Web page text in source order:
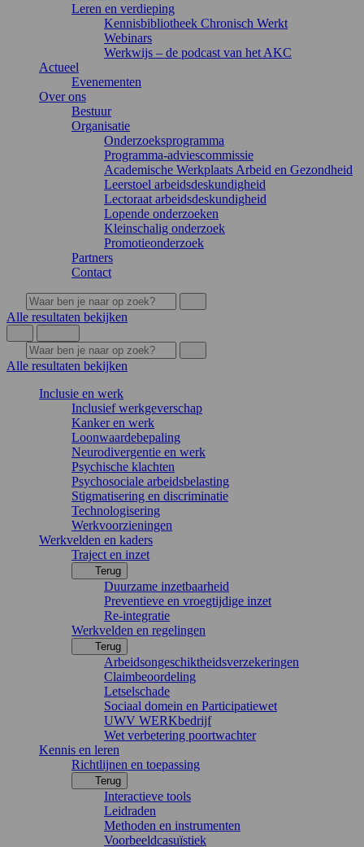
Leren en verdieping
Kennisbibliotheek Chronisch Werkt
Webinars
Werkwijs – de podcast van het AKC
Actueel
Evenementen
Over ons
Bestuur
Organisatie
Onderzoeksprogramma
Programma-adviescommissie
Academische Werkplaats Arbeid en Gezondheid
Leerstoel arbeidsdeskundigheid
Lectoraat arbeidsdeskundigheid
Lopende onderzoeken
Kleinschalig onderzoek
Promotieonderzoek
Partners
Contact
Alle resultaten bekijken
Alle resultaten bekijken
Inclusie en werk
Inclusief werkgeverschap
Kanker en werk
Loonwaardebepaling
Neurodivergentie en werk
Psychische klachten
Psychosociale arbeidsbelasting
Stigmatisering en discriminatie
Technologisering
Werkvoorzieningen
Werkvelden en kaders
Traject en inzet
Terug
Duurzame inzetbaarheid
Preventieve en vroegtijdige inzet
Re-integratie
Werkvelden en regelingen
Terug
Arbeidsongeschiktheidsverzekeringen
Claimbeoordeling
Letselschade
Sociaal domein en Participatiewet
UWV WERKbedrijf
Wet verbetering poortwachter
Kennis en leren
Richtlijnen en toepassing
Terug
Interactieve tools
Leidraden
Methoden en instrumenten
Voorbeeldcasuïstiek